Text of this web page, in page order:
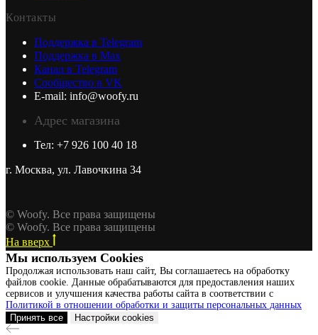
Контакты
Поддержка в Telegram
Поддержка в Max
Канал в Telegram
Сообщество в VK
E-mail: info@woofy.ru
Адрес магазина
Тел: +7 926 100 40 18
г. Москва, ул. Лавочкина 34
© Woofy. Все права защищены
© Woofy. Все права защищены
На вверх
Мы используем Сookies
Продолжая использовать наш сайт, Вы соглашаетесь на обработку
файлов cookie. Данные обрабатываются для предоставления наших
сервисов и улучшения качества работы сайта в соответствии с
Политикой в отношении обработки и защиты персональных данных
Принять все
Настройки cookies